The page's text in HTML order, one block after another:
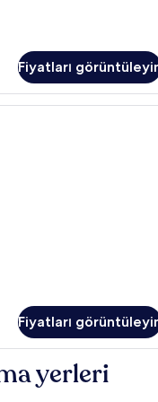
Fiyatları
Anti alerjik yatak takımı, odada
Fiyatları
yerleri